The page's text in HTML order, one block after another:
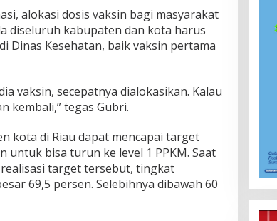
alokasi dosis vaksin bagi masyarakat
diseluruh kabupaten dan kota harus
Dinas Kesehatan, baik vaksin pertama
vaksin, secepatnya dialokasikan. Kalau
kembali,” tegas Gubri.
kota di Riau dapat mencapai target
untuk bisa turun ke level 1 PPKM. Saat
target tersebut, tingkat
69,5 persen. Selebihnya dibawah 60